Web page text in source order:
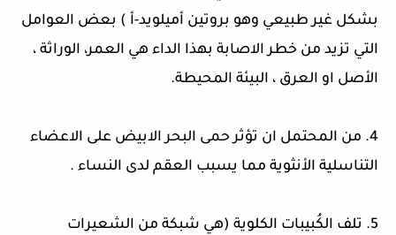
بشكل غير طبيعي وهو بروتين أميلويد-أ ) بعض العوامل
التي تزيد من خطر الاصابة بهذا الداء هي العمر، الوراثة ،
الأصل او العرق ، البيئة المحيطة.
4. من المحتمل ان تؤثر حمى البحر الابيض على الاعضاء
التناسلية الأنثوية مما يسبب العقم لدى النساء .
5. تلف الكُبيبات الكلوية (هي شبكة من الشعيرات